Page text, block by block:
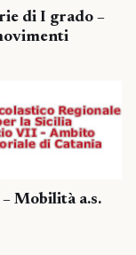
di I grado –
Mobilità a.s.